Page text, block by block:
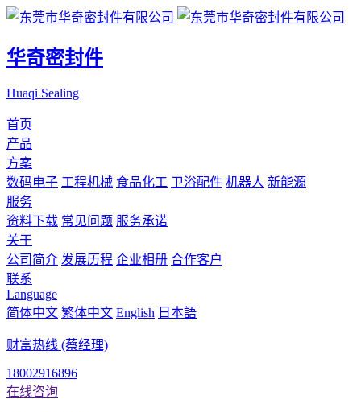
华奇密封件
Huaqi Sealing
首页
产品
方案
数码电子 工程机械 食品化工 卫浴配件 机器人 新能源
服务
资料下载 常见问题 服务承诺
关于
公司简介 发展历程 企业相册 合作客户
联系
Language
简体中文 繁体中文 English 日本語
财富热线 (蔡经理)
18002916896
在线咨询